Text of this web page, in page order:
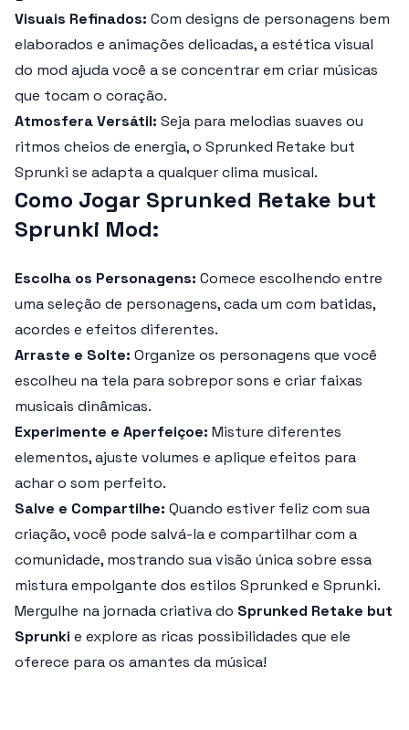
Visuais Refinados: Com designs de personagens bem
elaborados e animações delicadas, a estética visual
do mod ajuda você a se concentrar em criar músicas
que tocam o coração.
Atmosfera Versátil: Seja para melodias suaves ou
ritmos cheios de energia, o Sprunked Retake but
Sprunki se adapta a qualquer clima musical.
Como Jogar Sprunked Retake but
Sprunki Mod:
Escolha os Personagens: Comece escolhendo entre
uma seleção de personagens, cada um com batidas,
acordes e efeitos diferentes.
Arraste e Solte: Organize os personagens que você
escolheu na tela para sobrepor sons e criar faixas
musicais dinâmicas.
Experimente e Aperfeiçoe: Misture diferentes
elementos, ajuste volumes e aplique efeitos para
achar o som perfeito.
Salve e Compartilhe: Quando estiver feliz com sua
criação, você pode salvá-la e compartilhar com a
comunidade, mostrando sua visão única sobre essa
mistura empolgante dos estilos Sprunked e Sprunki.
Mergulhe na jornada criativa do Sprunked Retake but
Sprunki e explore as ricas possibilidades que ele
oferece para os amantes da música!